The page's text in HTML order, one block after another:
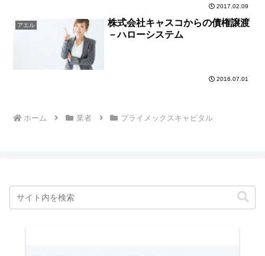
2017.02.09
アエル
株式会社キャスコからの債権譲渡
－ハローシステム
2016.07.01
ホーム 業者 プライメックスキャピタル